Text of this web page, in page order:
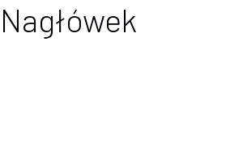
Nagłówek